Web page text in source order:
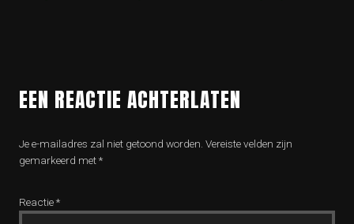
EEN REACTIE ACHTERLATEN
Je e-mailadres zal niet getoond worden. Vereiste velden zijn
gemarkeerd met*
Reactie*